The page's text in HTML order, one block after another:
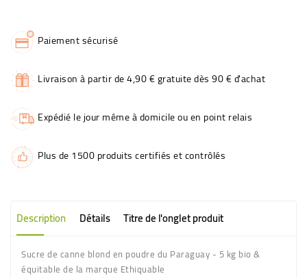
Paiement sécurisé
Livraison à partir de 4,90 € gratuite dès 90 € d'achat
Expédié le jour même à domicile ou en point relais
Plus de 1500 produits certifiés et contrôlés
Description Détails Titre de l'onglet produit
Sucre de canne blond en poudre du Paraguay - 5 kg bio &
équitable de la marque Ethiquable